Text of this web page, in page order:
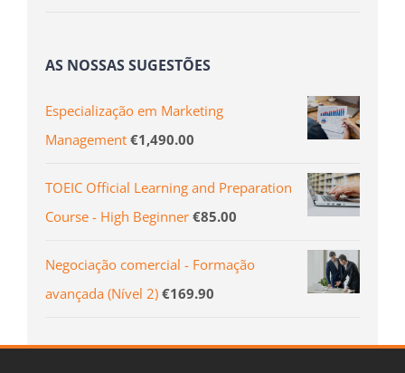
AS NOSSAS SUGESTÕES
Especialização em Marketing
Management €1,490.00
TOEIC Official Learning and Preparation
Course - High Beginner €85.00
Negociação comercial - Formação
avançada (Ní­vel 2) €169.90